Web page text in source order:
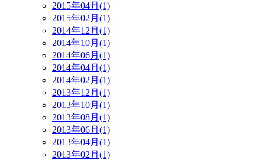
2015年04月(1)
2015年02月(1)
2014年12月(1)
2014年10月(1)
2014年06月(1)
2014年04月(1)
2014年02月(1)
2013年12月(1)
2013年10月(1)
2013年08月(1)
2013年06月(1)
2013年04月(1)
2013年02月(1)